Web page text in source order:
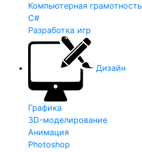
Компьютерная грамотность
C#
Разработка игр
Дизайн
Графика
3D-моделирование
Анимация
Photoshop